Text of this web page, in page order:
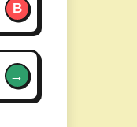
B
→